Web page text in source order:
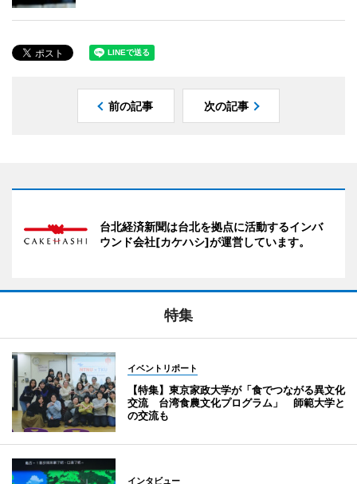
前の記事 次の記事
台北経済新聞は台北を拠点に活動するインバ
ウンド会社[カケハシ]が運営しています。
特集
イベントリポート
【特集】東京家政大学が「食でつながる異文化
交流 台湾食農文化プログラム」 師範大学と
の交流も
インタビュー